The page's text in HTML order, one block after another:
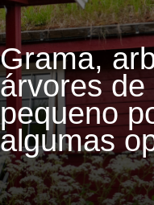
Grama,
árvores de
pequeno
algumas